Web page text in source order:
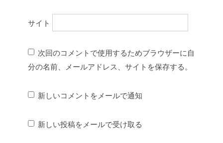
サイト
次回のコメントで使用するためブラウザーに自
分の名前、メールアドレス、サイトを保存する。
新しいコメントをメールで通知
新しい投稿をメールで受け取る